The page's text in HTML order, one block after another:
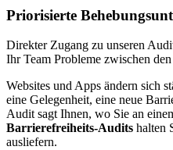
Priorisierte
Direkter Zugang zu unseren
Ihr Team Probleme zwischen
Websites und Apps ändern sich
eine Gelegenheit, eine neue
Audit sagt Ihnen, wo Sie an
Barrierefreiheits-Audits halten
ausliefern.